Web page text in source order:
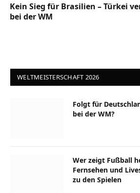
Kein Sieg für Brasilien – Türkei
bei der WM
WELTMEISTERSCHAFT 2026
Folgt für
bei der WM?
Wer zeigt Fußball
Fernsehen und
zu den Spielen